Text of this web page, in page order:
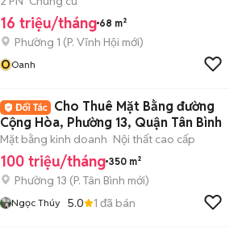
16 triệu/tháng 68 m²
Phường 1 (P. Vĩnh Hội mới)
OOanh
Cho Thuê Mặt Bằng đường
Cộng Hòa, Phường 13, Quận Tân Bình
Mặt bằng kinh doanh Nội thất cao cấp
100 triệu/tháng 350 m²
Phường 13 (P. Tân Bình mới)
Ngọc Thúy 5.0 1 đã bán